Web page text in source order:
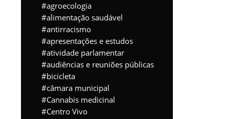
agroecologia
alimentação saudável
antirracismo
apresentações e estudos
atividade parlamentar
audiências e reuniões públicas
bicicleta
câmara municipal
Cannabis medicinal
Centro Vivo